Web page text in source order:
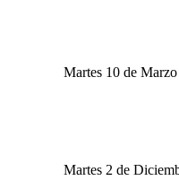
Martes 10 de
Martes 2 de